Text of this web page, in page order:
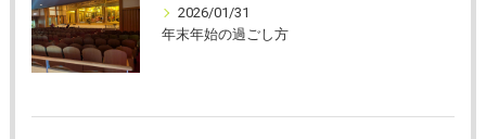
2026/01/31
年末年始の過ごし方